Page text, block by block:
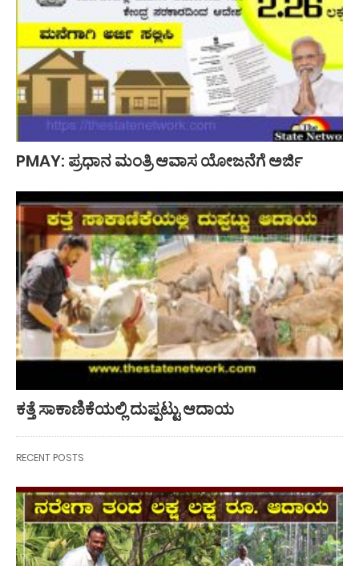
PMAY: ಪ್ರಧಾನ ಮಂತ್ರಿ ಆವಾಸ ಯೋಜನೆಗೆ ಅರ್ಜಿ
ಕತ್ತೆ ಸಾಕಾಣಿಕೆಯಲ್ಲಿ ದುಪ್ಪಟ್ಟು ಆದಾಯ
RECENT POSTS